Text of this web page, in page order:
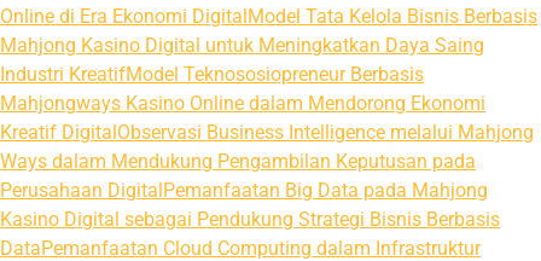
Online di Era Ekonomi DigitalModel Tata Kelola Bisnis Berbasis
Mahjong Kasino Digital untuk Meningkatkan Daya Saing
Industri KreatifModel Teknososiopreneur Berbasis
Mahjongways Kasino Online dalam Mendorong Ekonomi
Kreatif DigitalObservasi Business Intelligence melalui Mahjong
Ways dalam Mendukung Pengambilan Keputusan pada
Perusahaan DigitalPemanfaatan Big Data pada Mahjong
Kasino Digital sebagai Pendukung Strategi Bisnis Berbasis
DataPemanfaatan Cloud Computing dalam Infrastruktur